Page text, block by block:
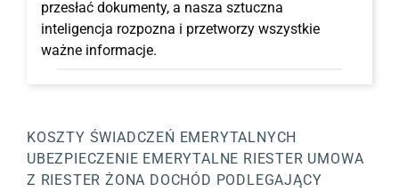
przesłać dokumenty, a nasza sztuczna
inteligencja rozpozna i przetworzy wszystkie
ważne informacje.
KOSZTY ŚWIADCZEŃ EMERYTALNYCH
UBEZPIECZENIE EMERYTALNE RIESTER UMOWA
Z RIESTER ŻONA DOCHÓD PODLEGAJĄCY